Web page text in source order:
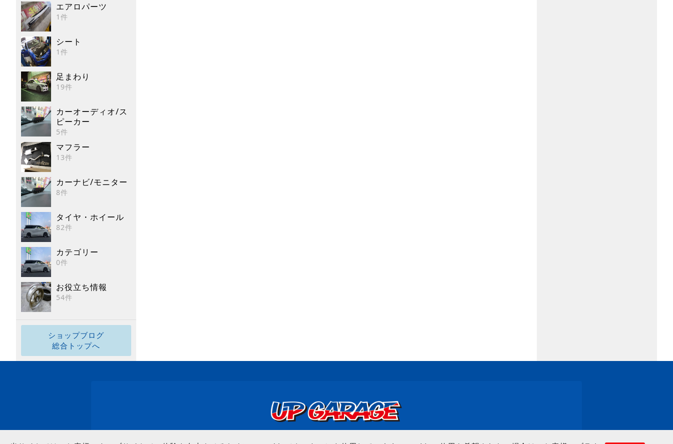
エアロパーツ
1件
シート
1件
足まわり
19件
カーオーディオ/ス
ピーカー
5件
マフラー
13件
カーナビ/モニター
8件
タイヤ・ホイール
82件
カテゴリー
0件
お役立ち情報
54件
ショップブログ
総合トップへ